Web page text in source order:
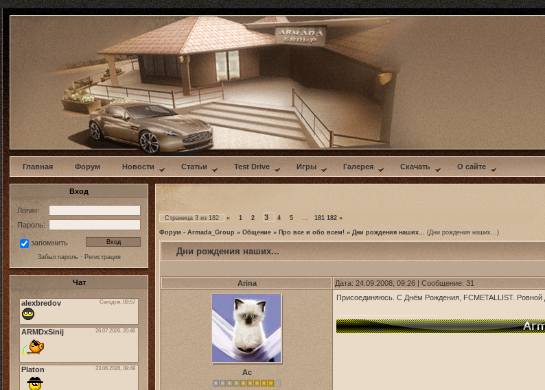
w
Главная Форум Новости Статьи Test Drive Игры Галерея Скачать О сайте
Вход
Логин:
Пароль:
запомнить
Забыл пароль· Регистрация
Чат
Страница 3 из 182 « 1 2 3 4 5 … 181 182 »
Форум - Armada_Group » Общение » Про все и обо всем! » Дни рождения наших... (Дни рождения наших...)
Дни рождения наших...
Arina Дата: 24.09.2008, 09:26 | Сообщение: 31
Ас
Присоединяюсь. С Днём Рождения, FCMETALLIST. Ровной